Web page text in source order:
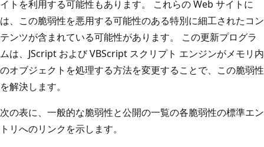
イトを利用する可能性もあります。 これらの Web サイトに
は、この脆弱性を悪用する可能性のある特別に細工されたコン
テンツが含まれている可能性があります。 この更新プログラ
ムは、JScript および VBScript スクリプト エンジンがメモリ内
のオブジェクトを処理する方法を変更することで、この脆弱性
を解決します。
次の表に、一般的な脆弱性と公開の一覧の各脆弱性の標準エン
トリへのリンクを示します。